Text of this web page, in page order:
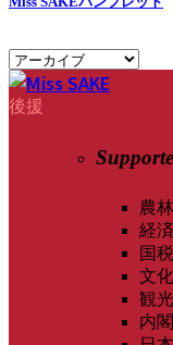
後援
農
経
国
文
観
内